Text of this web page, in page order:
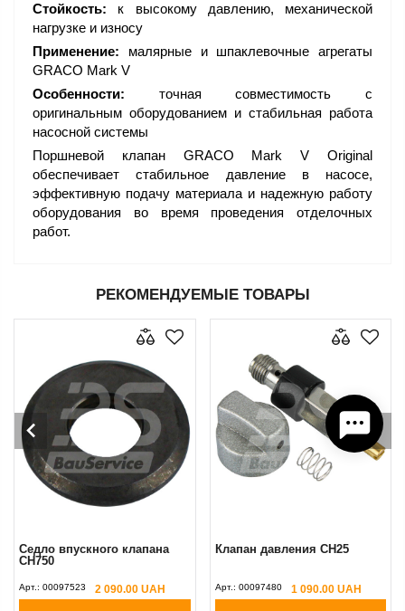
Стойкость: к высокому давлению, механической
нагрузке и износу
Применение: малярные и шпаклевочные агрегаты
GRACO Mark V
Особенности: точная совместимость с
оригинальным оборудованием и стабильная работа
насосной системы
Поршневой клапан GRACO Mark V Original
обеспечивает стабильное давление в насосе,
эффективную подачу материала и надежную работу
оборудования во время проведения отделочных
работ.
РЕКОМЕНДУЕМЫЕ ТОВАРЫ
Седло впускного клапана
CH750
Арт.: 00097523 2 090.00 UAH
Клапан давления CH25
Арт.: 00097480 1 090.00 UAH